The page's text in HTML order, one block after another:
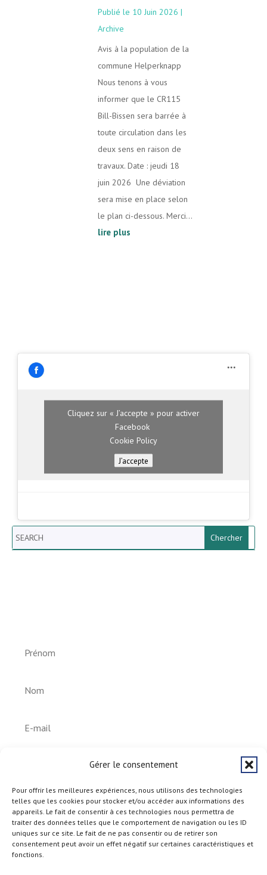
Gérer le consentement
Pour offrir les meilleures expériences, nous utilisons des technologies
telles que les cookies pour stocker et/ou accéder aux informations des
appareils. Le fait de consentir à ces technologies nous permettra de
traiter des données telles que le comportement de navigation ou les ID
uniques sur ce site. Le fait de ne pas consentir ou de retirer son
consentement peut avoir un effet négatif sur certaines caractéristiques et
fonctions.
10 Juin 2026 |
Archive
Avis à la population de la
commune Helperknapp
Nous tenons à vous
informer que le CR115
Bill-Bissen sera barrée à
toute circulation dans les
deux sens en raison de
travaux. Date : jeudi 18
juin 2026 Une déviation
sera mise en place selon
le plan ci-dessous. Merci...
lire plus
Cliquez sur « J’accepte » pour activer
Facebook
Cookie Policy
J’accepte
Search
S'abonner